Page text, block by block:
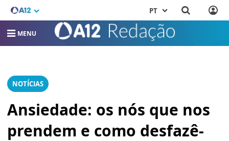
PT
MENU
NOTÍCIAS
Ansiedade: os nós que nos
prendem e como desfazê-